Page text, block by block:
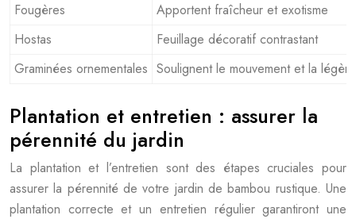
Fougères
Apportent fraîcheur et exotisme
Hostas
Feuillage décoratif contrastant
Graminées ornementales Soulignent le mouvement et la
Plantation et entretien : assurer la
pérennité du jardin
La plantation et l’entretien sont des étapes cruciales pour
assurer la pérennité de votre jardin de bambou rustique. Une
plantation correcte et un entretien régulier garantiront une